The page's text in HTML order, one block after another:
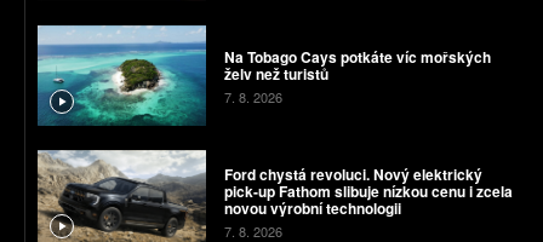
Na Tobago Cays potkáte víc mořských
želv než turistů
7. 8. 2026
Ford chystá revoluci. Nový elektrický
pick-up Fathom slibuje nízkou cenu i zcela
novou výrobní technologii
7. 8. 2026